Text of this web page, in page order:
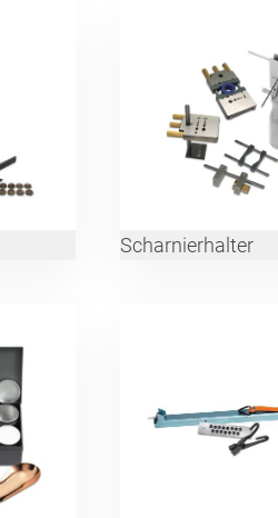
Scharnierhalter